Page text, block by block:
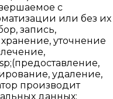
с
или без их
запись,
уточнение
удаление,
производит
данных: